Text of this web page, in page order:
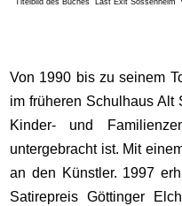
Von 1990 bis zu seinem
im früheren Schulhaus Alt
Kinder- und
untergebracht ist. Mit
an den Künstler. 1997
Satirepreis Göttinger